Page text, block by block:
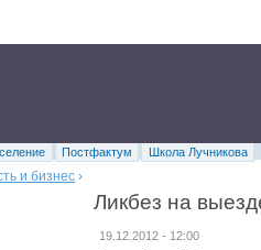
Постфактум
Школа Лучникова
и бизнес ›
Ликбез на
19.12.2012 - 12:00